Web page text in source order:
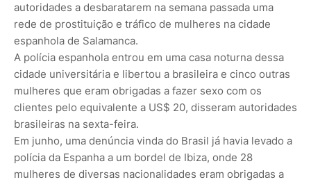
autoridades a desbaratarem na semana passada uma
rede de prostituição e tráfico de mulheres na cidade
espanhola de Salamanca.
A polícia espanhola entrou em uma casa noturna dessa
cidade universitária e libertou a brasileira e cinco outras
mulheres que eram obrigadas a fazer sexo com os
clientes pelo equivalente a US$ 20, disseram autoridades
brasileiras na sexta-feira.
Em junho, uma denúncia vinda do Brasil já havia levado a
polícia da Espanha a um bordel de Ibiza, onde 28
mulheres de diversas nacionalidades eram obrigadas a